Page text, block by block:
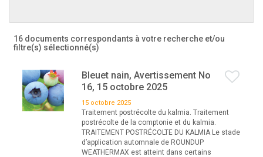
16 documents correspondants à votre recherche et/ou
filtre(s) sélectionné(s)
Bleuet nain, Avertissement No
16, 15 octobre 2025
15 octobre 2025
Traitement postrécolte du kalmia. Traitement
postrécolte de la comptonie et du kalmia.
TRAITEMENT POSTRÉCOLTE DU KALMIA Le stade
d’application automnale de ROUNDUP
WEATHERMAX est atteint dans certains